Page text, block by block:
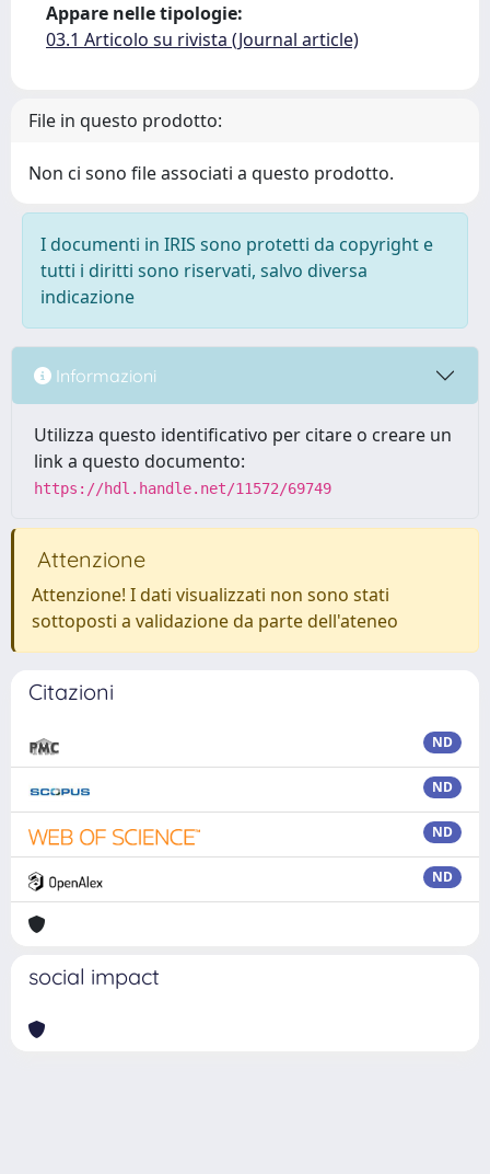
Appare nelle tipologie:
03.1 Articolo su rivista (Journal article)
File in questo prodotto:
Non ci sono file associati a questo prodotto.
I documenti in IRIS sono protetti da copyright e
tutti i diritti sono riservati, salvo diversa
indicazione
Informazioni
Utilizza questo identificativo per citare o creare un
link a questo documento:
https://hdl.handle.net/11572/69749
Attenzione
Attenzione! I dati visualizzati non sono stati
sottoposti a validazione da parte dell'ateneo
Citazioni
ND
ND
ND
ND
social impact